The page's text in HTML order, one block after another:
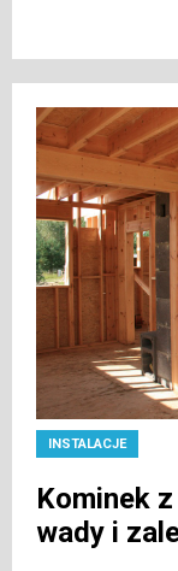
INSTALACJE
Kominek
wady i